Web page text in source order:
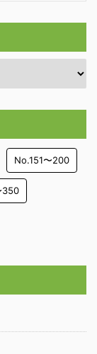
No.151〜200
350